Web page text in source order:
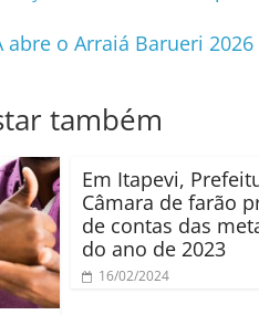
abre o Arraiá Barueri
também
Em Itapevi,
Câmara de farão
de contas das
do ano de 2023
16/02/2024